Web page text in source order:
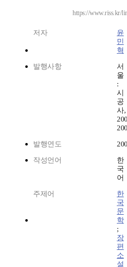
https://www.riss.kr/
저자
윤
민
혁
발행사항
서
울
:
시
공
사,
발행연도
작성언어
한
국
어
주제어
한
국
문
학
;
장
편
소
설